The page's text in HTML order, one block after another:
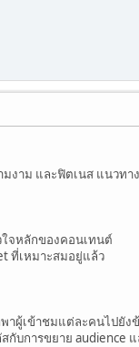
งาม และฟิตเนส แนวทา
จหลักของคอนเทนต์
ที่เหมาะสมอยู่แล้ว
ผู้เข้าชมแต่ละคนไปยัง
บการขยาย audience